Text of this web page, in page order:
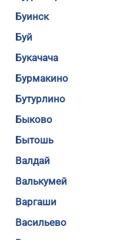
Буинск
Буй
Букачача
Бурмакино
Бутурлино
Быково
Бытошь
Валдай
Валькумей
Варгаши
Васильево